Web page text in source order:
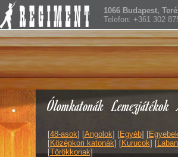
Ólomkatonák Lemezjátékok
1066 Budapest,
Telefon: +361 302
[48-asok] [Angolok] [Egyéb] [
[Középkori katonák] [Kurucok] [
[Törökkoriak]